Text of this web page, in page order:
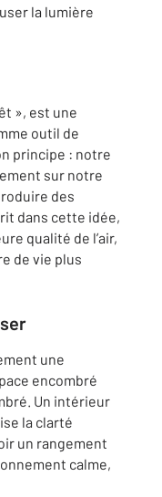
la lumière
», est une
outil de
principe : notre
sur notre
des
dans cette idée,
qualité de l’air,
de vie plus
une
encombré
Un intérieur
la clarté
un rangement
calme,